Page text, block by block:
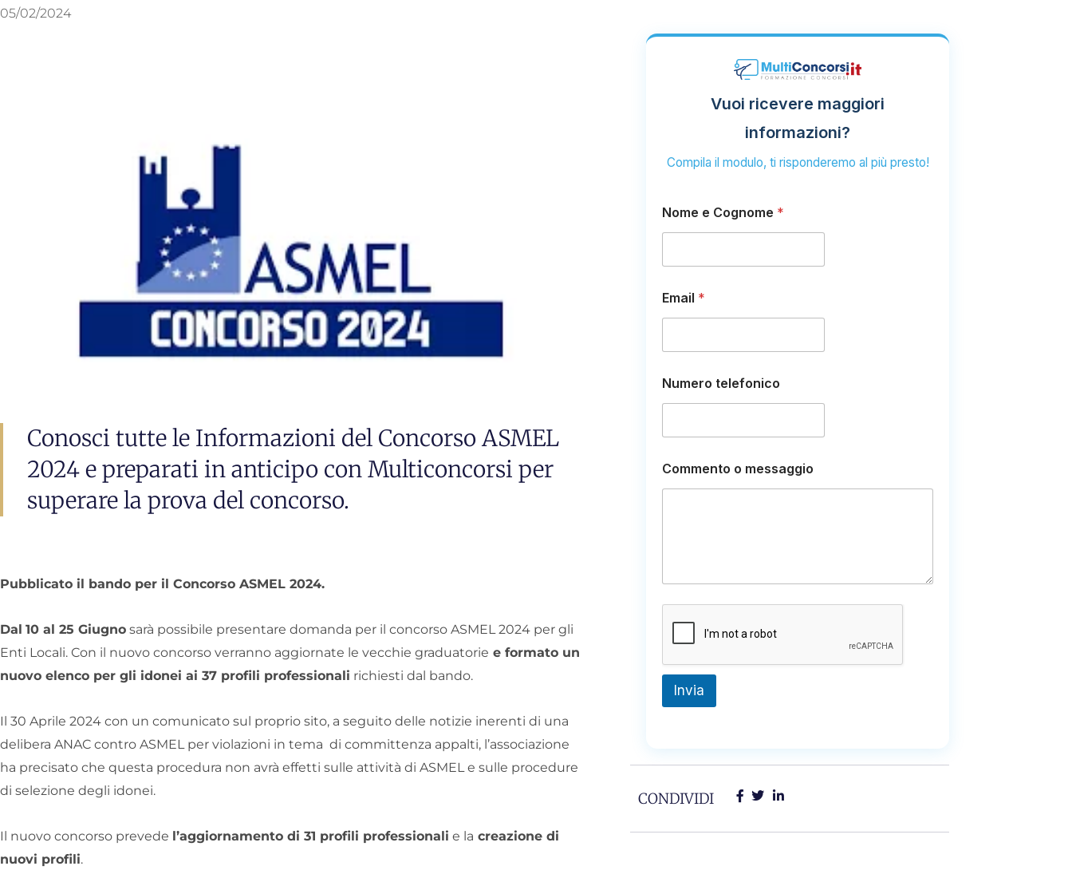
05/02/2024
Conosci tutte le Informazioni del Concorso ASMEL
2024 e preparati in anticipo con Multiconcorsi per
superare la prova del concorso.
Pubblicato il bando per il Concorso ASMEL 2024.
Dal 10 al 25 Giugno sarà possibile presentare domanda per il concorso ASMEL 2024 per gli
Enti Locali. Con il nuovo concorso verranno aggiornate le vecchie graduatorie e formato un
nuovo elenco per gli idonei ai 37 profili professionali richiesti dal bando.
Il 30 Aprile 2024 con un comunicato sul proprio sito, a seguito delle notizie inerenti di una
delibera ANAC contro ASMEL per violazioni in tema di committenza appalti, l’associazione
ha precisato che questa procedura non avrà effetti sulle attività di ASMEL e sulle procedure
di selezione degli idonei.
Il nuovo concorso prevede l’aggiornamento di 31 profili professionali e la creazione di
nuovi profili.
Vuoi ricevere maggiori
informazioni?
Compila il modulo, ti risponderemo al più presto!
Nome e Cognome *
Email *
Numero telefonico
u
m
i
Commento o messaggio
Invia
CONDIVIDI